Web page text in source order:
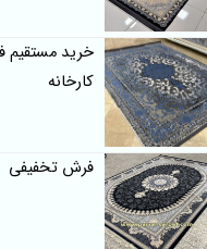
کارخانه
فرش تخفیفی